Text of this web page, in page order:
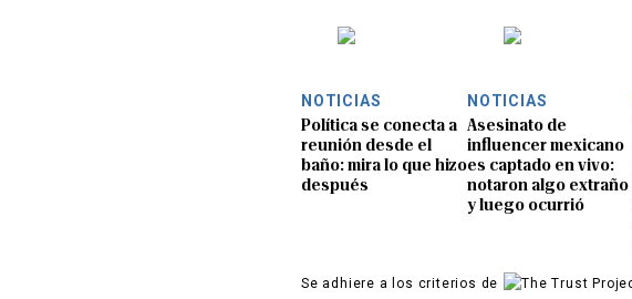
NOTICIAS
Política se conecta a
reunión desde el
baño: mira lo que hizo
después
NOTICIAS
Asesinato de
influencer mexicano
es captado en vivo:
notaron algo extraño
y luego ocurrió
Se adhiere a los criterios de